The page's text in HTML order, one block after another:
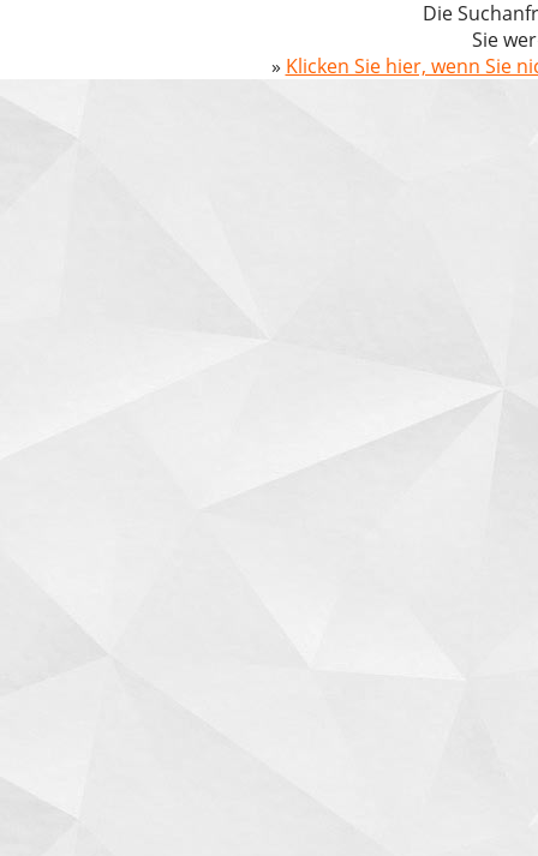
Die
Sie
» Klicken Sie hier, wenn Sie